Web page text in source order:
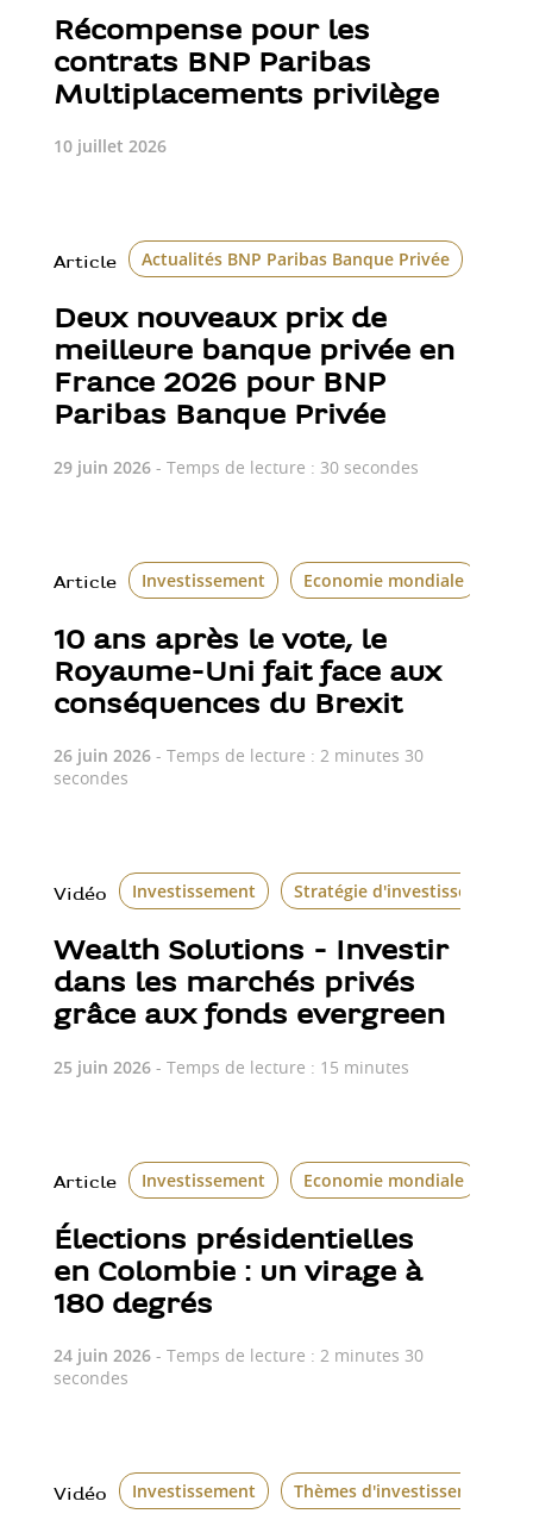
Récompense pour les
contrats BNP Paribas
Multiplacements privilège
10 juillet 2026
Article Actualités BNP Paribas Banque Privée
Deux nouveaux prix de
meilleure banque privée en
France 2026 pour BNP
Paribas Banque Privée
29 juin 2026- Temps de lecture : 30 secondes
Article Investissement Economie mondiale
10 ans après le vote, le
Royaume-Uni fait face aux
conséquences du Brexit
26 juin 2026- Temps de lecture : 2 minutes 30
secondes
Vidéo Investissement Stratégie d'investissement
Wealth Solutions - Investir
dans les marchés privés
grâce aux fonds evergreen
25 juin 2026- Temps de lecture : 15 minutes
Article Investissement Economie mondiale
Élections présidentielles
en Colombie : un virage à
180 degrés
24 juin 2026- Temps de lecture : 2 minutes 30
secondes
Vidéo Investissement Thèmes d'investissement